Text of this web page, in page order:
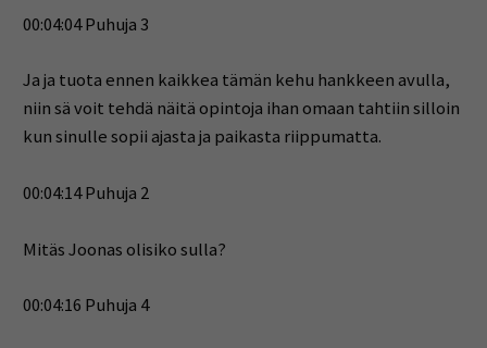
00:04:04 Puhuja 3
Ja ja tuota ennen kaikkea tämän kehu hankkeen avulla,
niin sä voit tehdä näitä opintoja ihan omaan tahtiin silloin
kun sinulle sopii ajasta ja paikasta riippumatta.
00:04:14 Puhuja 2
Mitäs Joonas olisiko sulla?
00:04:16 Puhuja 4